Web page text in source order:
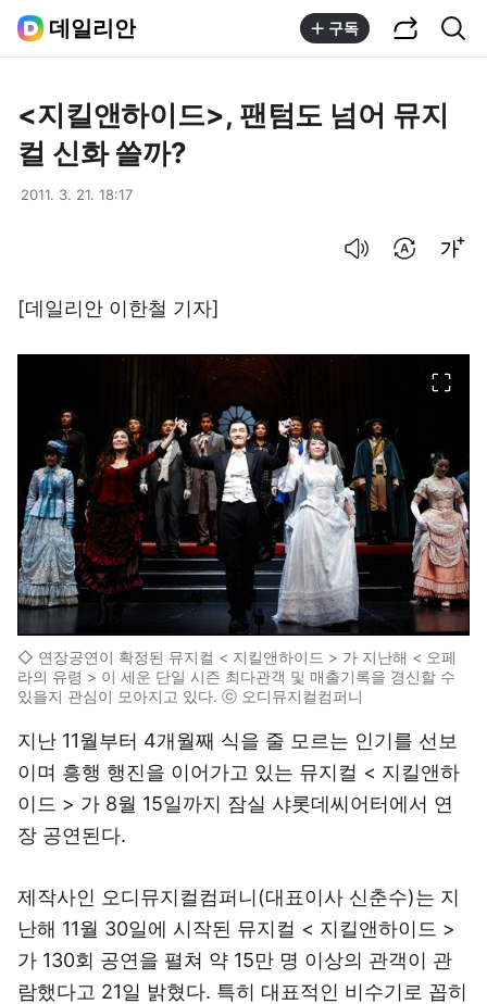
데일리안 구독
<지킬앤하이드>, 팬텀도 넘어 뮤지
컬 신화 쓸까?
2011. 3. 21. 18:17
[데일리안 이한철 기자]
◇ 연장공연이 확정된 뮤지컬 < 지킬앤하이드 > 가 지난해 < 오페
라의 유령 > 이 세운 단일 시즌 최다관객 및 매출기록을 경신할 수
있을지 관심이 모아지고 있다. ⓒ 오디뮤지컬컴퍼니
지난 11월부터 4개월째 식을 줄 모르는 인기를 선보
이며 흥행 행진을 이어가고 있는 뮤지컬 < 지킬앤하
이드 > 가 8월 15일까지 잠실 샤롯데씨어터에서 연
장 공연된다.
제작사인 오디뮤지컬컴퍼니(대표이사 신춘수)는 지
난해 11월 30일에 시작된 뮤지컬 < 지킬앤하이드 >
가 130회 공연을 펼쳐 약 15만 명 이상의 관객이 관
람했다고 21일 밝혔다. 특히 대표적인 비수기로 꼽히